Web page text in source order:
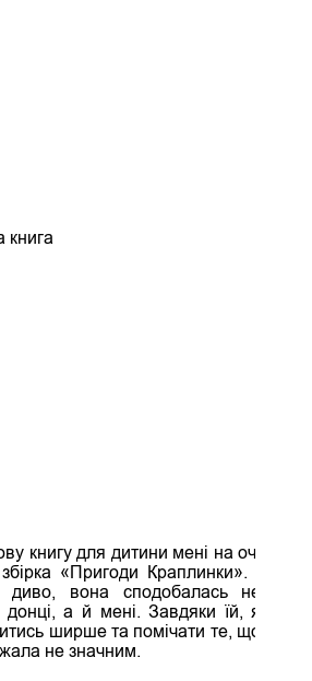
книга
книгу для дитини мені на очі
«Пригоди Краплинки». І
диво, вона сподобалась не
донці, а й мені. Завдяки їй, я
ширше та помічати те, що
не значним.